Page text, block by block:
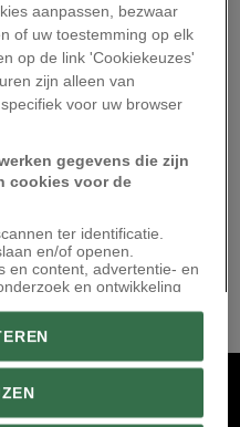
aanpassen, bezwaar
of uw toestemming op elk
op de link 'Cookiekeuzes'
zijn alleen van
voor uw browser
gegevens die zijn
cookies voor de
ter identificatie.
en/of openen.
en content, advertentie- en
en ontwikkeling